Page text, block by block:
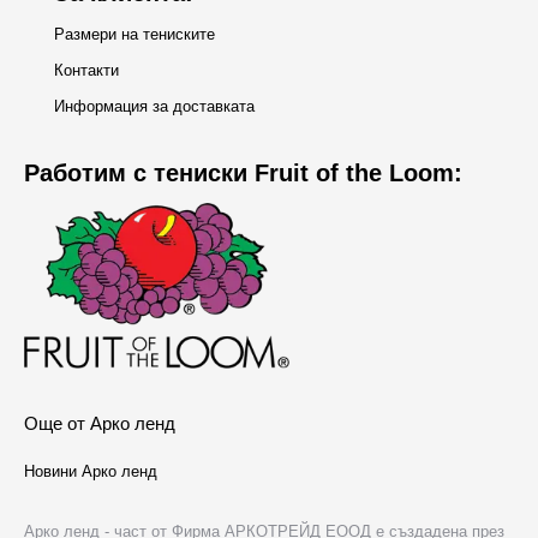
Размери на тениските
Контакти
Информация за доставката
Работим с тениски Fruit of the Loom:
Още от Арко ленд
Новини Арко ленд
Арко ленд - част от Фирма АРКОТРЕЙД ЕООД е създадена през